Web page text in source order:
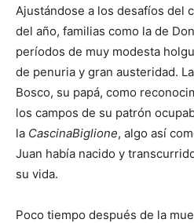
Ajustándose a los desafíos del
del año, familias como la de
períodos de muy modesta
de penuria y gran austeridad.
Bosco, su papá, como
los campos de su patrón
la CascinaBiglione, algo así
Juan había nacido y
su vida.
Poco tiempo después de la